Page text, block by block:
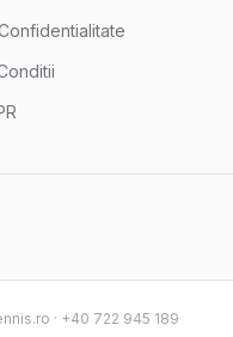
· +40 722 945 189